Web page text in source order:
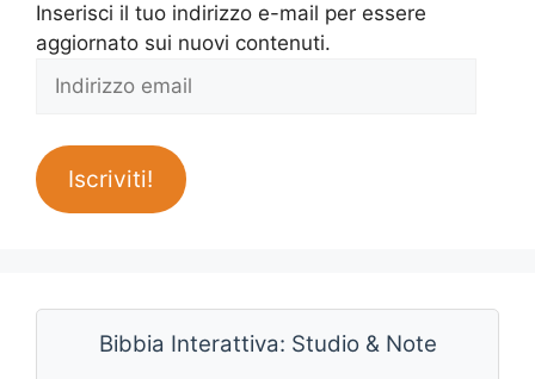
Inserisci il tuo indirizzo e-mail per essere
aggiornato sui nuovi contenuti.
Indirizzo
Iscriviti!
Bibbia Interattiva: Studio & Note